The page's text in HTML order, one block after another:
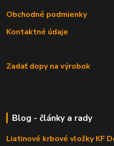
Obchodné podmienky
Kontaktné údaje
Zadať dopy na výrobok
Blog - články a rady
Liatinové krbové vložky KF